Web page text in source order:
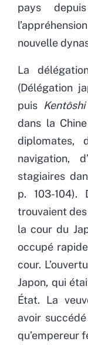
pays
nouvelle
La
(Délégation
puis Kentôshi
dans la
diplomates,
navigation,
stagiaires
p. 103-
trouvaient
la cour du
occupé
cour.
Japon, qui
État. La
avoir
qu’empereur